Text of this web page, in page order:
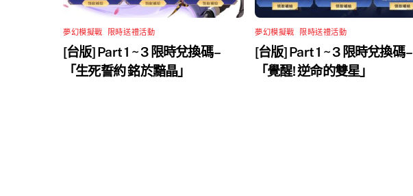
夢幻模擬戰 限時送禮活動
[台版] Part 1 ~ 3 限時兌換碼 –
「生死誓約 銘於黯晶」
夢幻模擬戰 限時送禮活動
[台版] Part 1 ~ 3 限時兌換碼 –
「覺醒! 逆命的雙星」